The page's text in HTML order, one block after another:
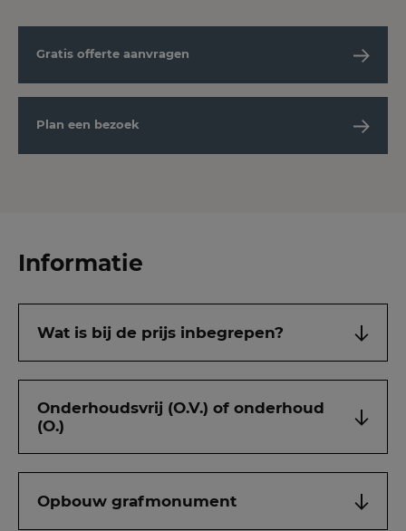
Gratis offerte aanvragen
Plan een bezoek
Informatie
Wat is bij de prijs inbegrepen?
Onderhoudsvrij (O.V.) of onderhoud
(O.)
Opbouw grafmonument